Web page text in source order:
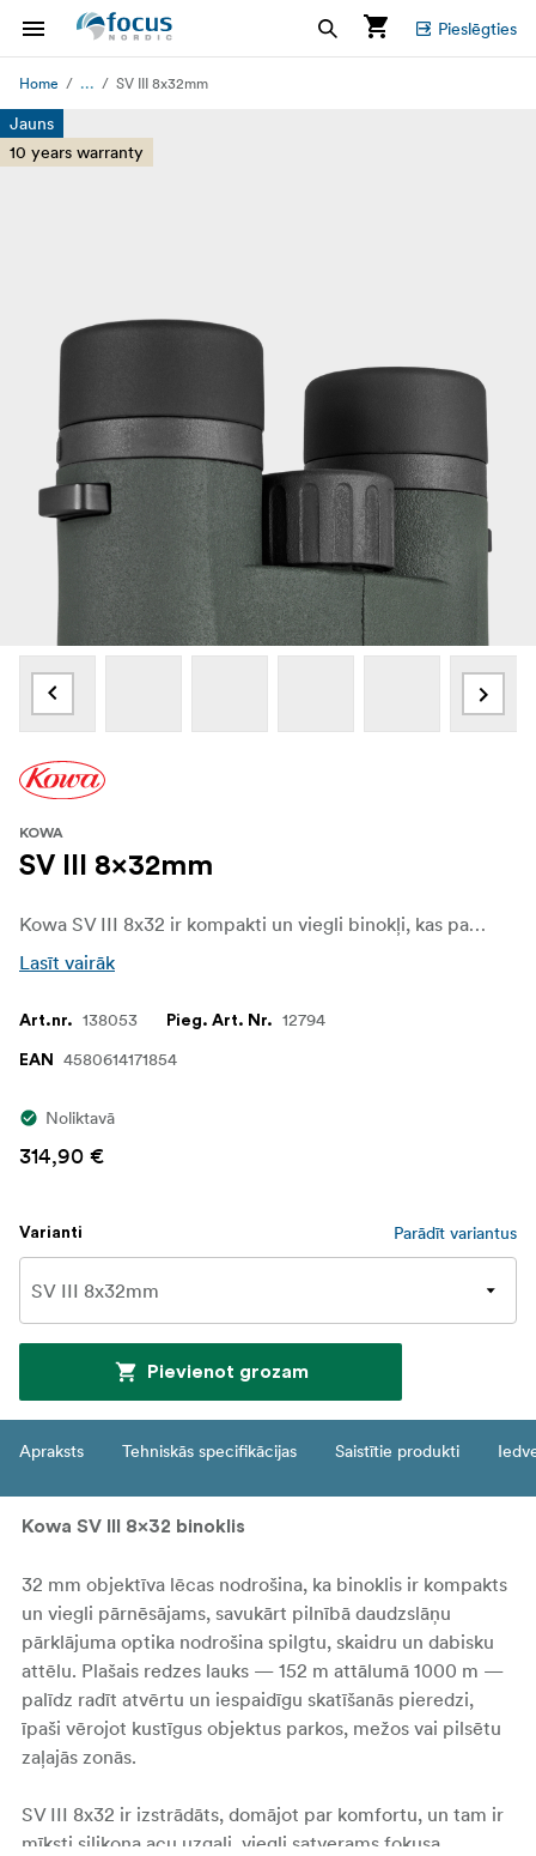
Pieslēgties
Home ... SV III 8x32mm
Jauns
10 years warranty
KOWA
SV III 8x32mm
Kowa SV III 8x32 ir kompakti un viegli binokļi, kas paredzēti ikdienas dabas novērošanai, putnu vērošanai, ceļojumiem un pastaigām tuvākajā apkārtnē. Ar 8x palielinājumu tie nodrošina stabilu un ērtu skatu, kas ļauj viegli atrast un sekot līdzi putniem, savvaļas dzīvniekiem un ainavas detaļām.
Lasīt vairāk
Art.nr. 138053 Pieg. Art. Nr. 12794
EAN 4580614171854
Noliktavā
314,90 €
Varianti Parādīt variantus
Pievienot grozam
Apraksts Tehniskās specifikācijas Saistītie produkti
Kowa SV III 8x32 binoklis
32 mm objektīva lēcas nodrošina, ka binoklis ir kompakts
un viegli pārnēsājams, savukārt pilnībā daudzslāņu
pārklājuma optika nodrošina spilgtu, skaidru un dabisku
attēlu. Plašais redzes lauks — 152 m attālumā 1000 m —
palīdz radīt atvērtu un iespaidīgu skatīšanās pieredzi,
īpaši vērojot kustīgus objektus parkos, mežos vai pilsētu
zaļajās zonās.
SV III 8x32 ir izstrādāts, domājot par komfortu, un tam ir
mīksti silikona acu uzgaļi, viegli satverams fokusa